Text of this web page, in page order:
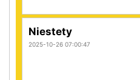
Niestety
2025-10-26 07:00:47